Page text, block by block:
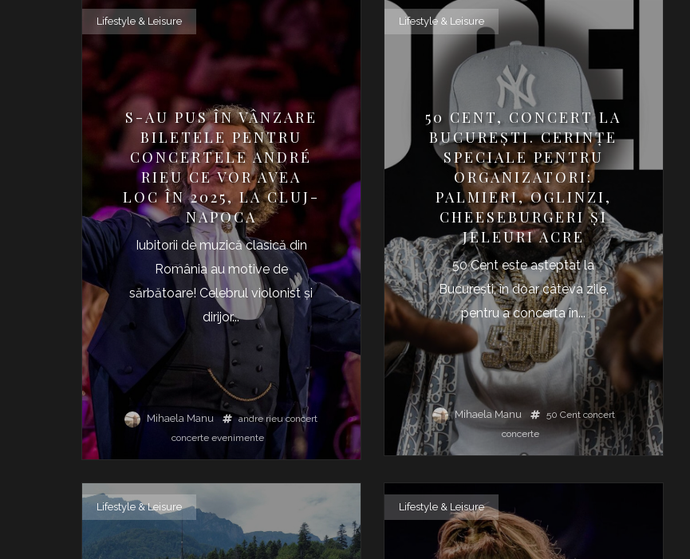
Lifestyle & Leisure
S-AU PUS ÎN VÂNZARE
BILETELE PENTRU
CONCERTELE ANDRÉ
RIEU CE VOR AVEA
LOC ÎN 2025, LA CLUJ-
NAPOCA
Iubitorii de muzică clasică din
România au motive de
sărbătoare! Celebrul violonist și
dirijor...
Mihaela Manu andre rieu concert
concerte evenimente
Lifestyle & Leisure
50 CENT, CONCERT LA
BUCUREȘTI. CERINȚE
SPECIALE PENTRU
ORGANIZATORI:
PALMIERI, OGLINZI,
CHEESEBURGERI ȘI
JELEURI ACRE
50 Cent este așteptat la
București, în doar câteva zile,
pentru a concerta în...
Mihaela Manu 50 Cent concert
concerte
Lifestyle & Leisure Lifestyle & Leisure